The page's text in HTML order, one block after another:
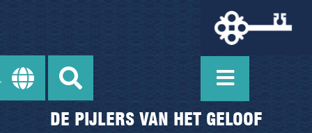
DE PIJLERS VAN HET GELOOF